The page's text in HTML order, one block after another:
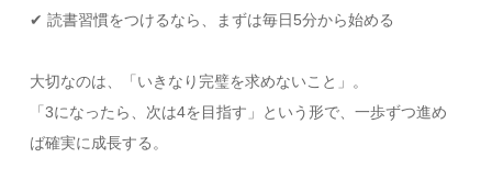
✔ 読書習慣をつけるなら、まずは毎日5分から始める
大切なのは、「いきなり完璧を求めないこと」。
「3になったら、次は4を目指す」という形で、一歩ずつ進め
ば確実に成長する。